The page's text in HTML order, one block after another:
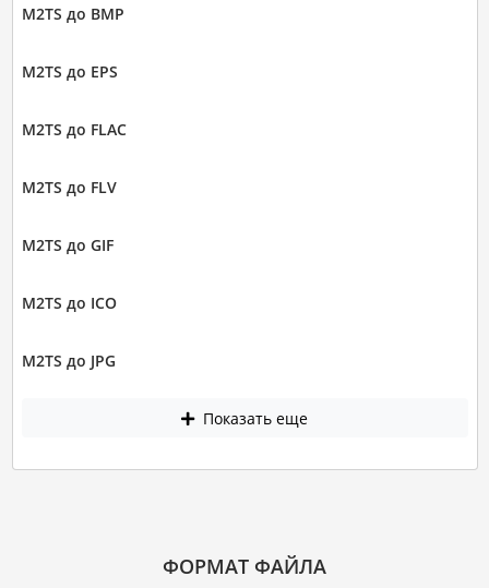
M2TS до BMP
M2TS до EPS
M2TS до FLAC
M2TS до FLV
M2TS до GIF
M2TS до ICO
M2TS до JPG
Показать еще
ФОРМАТ ФАЙЛА